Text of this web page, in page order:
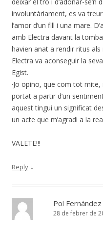
involuntàriament, es va
l’amor d’un fill i una mare.
amb Electra davant la
havien anat a rendir ritus
Electra va aconseguir la
Egist.
·Jo opino, que com tot
portat a partir d’un
aquest tingui un significat
un acte que m’agradi a la
VALETE!!!
Reply ↓
Pol Fernández
28 de febrer de